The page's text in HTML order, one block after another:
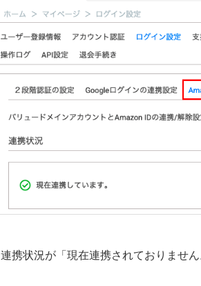
連携状況が「現在連携されておりませ